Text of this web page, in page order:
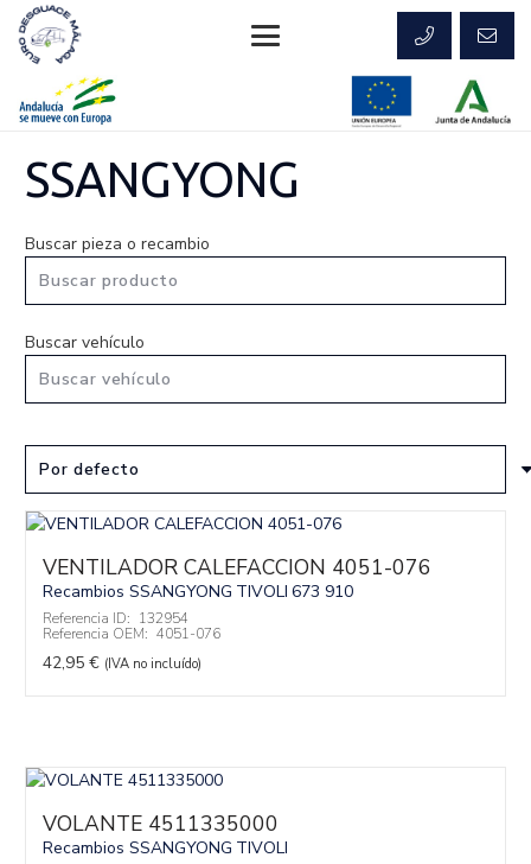
SSANGYONG
Buscar pieza o recambio
Buscar vehículo
VENTILADOR CALEFACCION 4051-076
Recambios SSANGYONG TIVOLI 673 910
Referencia ID: 132954
Referencia OEM: 4051-076
42,95 € (IVA no incluído)
VOLANTE 4511335000
Recambios SSANGYONG TIVOLI